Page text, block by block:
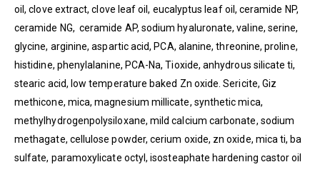
oil, clove extract, clove leaf oil, eucalyptus leaf oil, ceramide NP,
ceramide NG, ceramide AP, sodium hyaluronate, valine, serine,
glycine, arginine, aspartic acid, PCA, alanine, threonine, proline,
histidine, phenylalanine, PCA-Na, Tioxide, anhydrous silicate ti,
stearic acid, low temperature baked Zn oxide. Sericite, Giz
methicone, mica, magnesium millicate, synthetic mica,
methylhydrogenpolysiloxane, mild calcium carbonate, sodium
methagate, cellulose powder, cerium oxide, zn oxide, mica ti, ba
sulfate, paramoxylicate octyl, isosteaphate hardening castor oil